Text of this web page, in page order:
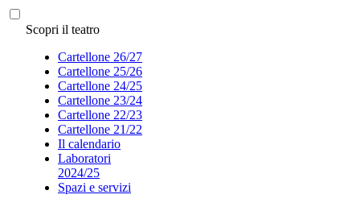
Scopri il teatro
Cartellone 26/27
Cartellone 25/26
Cartellone 24/25
Cartellone 23/24
Cartellone 22/23
Cartellone 21/22
Il calendario
Laboratori
2024/25
Spazi e servizi